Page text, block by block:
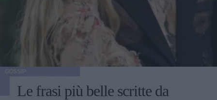
Le frasi più belle scritte da